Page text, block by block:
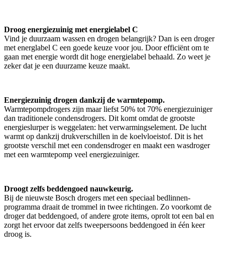
Droog energiezuinig met energielabel C
Vind je duurzaam wassen en drogen belangrijk? Dan is een droger
met energlabel C een goede keuze voor jou. Door efficiënt om te
gaan met energie wordt dit hoge energielabel behaald. Zo weet je
zeker dat je een duurzame keuze maakt.
Energiezuinig drogen dankzij de warmtepomp.
Warmtepompdrogers zijn maar liefst 50% tot 70% energiezuiniger
dan traditionele condensdrogers. Dit komt omdat de grootste
energieslurper is weggelaten: het verwarmingselement. De lucht
warmt op dankzij drukverschillen in de koelvloeistof. Dit is het
grootste verschil met een condensdroger en maakt een wasdroger
met een warmtepomp veel energiezuiniger.
Droogt zelfs beddengoed nauwkeurig.
Bij de nieuwste Bosch drogers met een speciaal bedlinnen-
programma draait de trommel in twee richtingen. Zo voorkomt de
droger dat beddengoed, of andere grote items, oprolt tot een bal en
zorgt het ervoor dat zelfs tweepersoons beddengoed in één keer
droog is.